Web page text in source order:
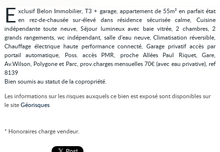
E xclusif Belon Immobilier, T3 + garage, appartement de 55m² en parfait état
en rez-de-chausée sur-élevé dans résidence sécurisée calme, Cuisine
indépendante toute neuve, Séjour lumineux avec baie vitrée, 2 chambres, 2
grands rangements, wc indépendant, salle d'eau neuve, Climatisation réversible,
Chauffage électrique haute performance connecté, Garage privatif accès par
portail automatique, Poss. accès PMR, proche Allées Paul Riquet, Gare,
Av.Wilson, Polygone et Parc, prov.charges mensuelles 70€ (avec eau privative), ref
8139
Bien soumis au statut de la copropriété.
Les informations sur les risques auxquels ce bien est exposé sont disponibles sur
le siteGéorisques
* Honoraires charge vendeur.